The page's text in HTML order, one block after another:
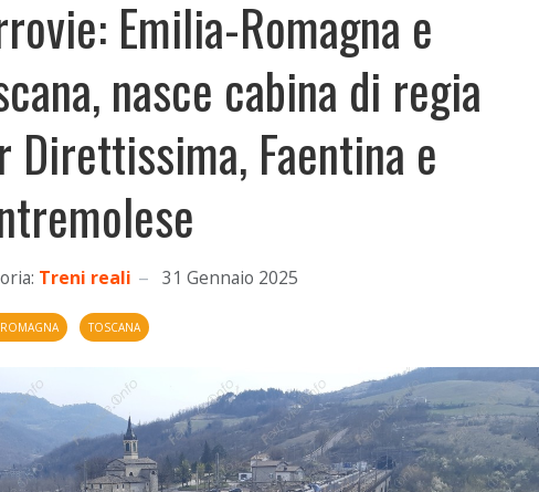
Emilia-Romagna e
nasce cabina di regia
Direttissima, Faentina e
Treni reali 31 Gennaio 2025
TOSCANA